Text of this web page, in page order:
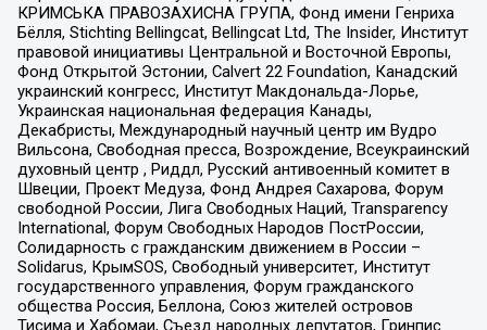
КРИМСЬКА ПРАВОЗАХИСНА ГРУПА, Фонд имени Генриха
Бёлля, Stichting Bellingcat, Bellingcat Ltd, The Insider, Институт
правовой инициативы Центральной и Восточной Европы,
Фонд Открытой Эстонии, Calvert 22 Foundation, Канадский
украинский конгресс, Институт Макдональда-Лорье,
Украинская национальная федерация Канады,
Декабристы, Международный научный центр им Вудро
Вильсона, Свободная пресса, Возрождение, Всеукраинский
духовный центр , Риддл, Русский антивоенный комитет в
Швеции, Проект Медуза, Фонд Андрея Сахарова, Форум
свободной России, Лига Свободных Наций, Transparеncy
International, Форум Свободных Народов ПостРоссии,
Солидарность с гражданским движением в России –
Solidarus, КрымSOS, Свободный университет, Институт
государственного управления, Форум гражданского
общества Россия, Беллона, Союз жителей островов
Тисима и Хабомаи, Съезд народных депутатов, Гринпис